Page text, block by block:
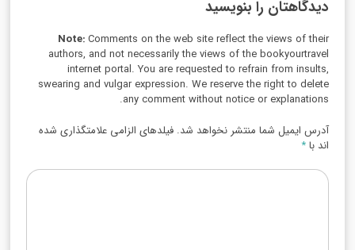
دیدگاهتان را بنویسید
Note:Comments on the web site reflect the views of their
authors, and not necessarily the views of the bookyourtravel
internet portal. You are requested to refrain from insults,
swearing and vulgar expression. We reserve the right to delete
any comment without notice or explanations.
آدرس ایمیل شما منتشر نخواهد شد. فیلدهای الزامی علامتگذاری شده
اند با*